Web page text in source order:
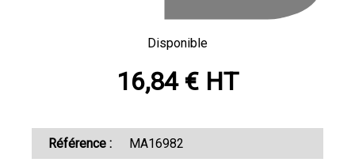
Disponible
16,84 € HT
Référence : MA16982